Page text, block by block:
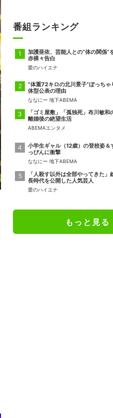
番組ランキング
加護亜依、芸能人との“体の関係”
赤裸々告白
愛のハイエナ
“体重72キロの北川景子”ぽっちゃ
体型公表の理由
ななにー 地下ABEMA
「ゴミ屋敷」「孤独死」布川敏和
離婚後の絶望生活
ABEMAエンタメ
小学生ギャル（12歳）の登校姿＆
っぴんに衝撃
ななにー 地下ABEMA
「人殺す以外は全部やってきた」
長時代を公開した人気芸人
愛のハイエナ
もっと見る